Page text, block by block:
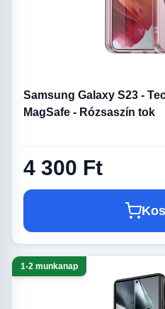
Samsung Galaxy S23 -
MagSafe - Rózsaszín tok
4 300 Ft
1-2 munkanap